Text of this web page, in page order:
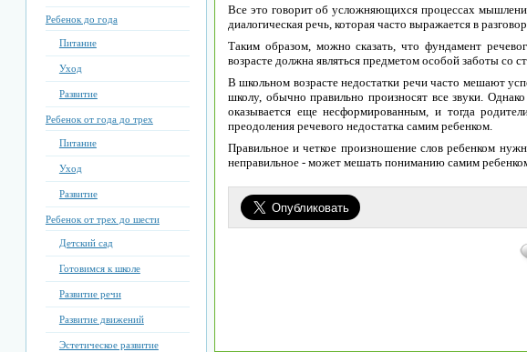
Ребенок до года
Питание
Уход
Развитие
Ребенок от года до трех
Питание
Уход
Развитие
Ребенок от трех до шести
Детский сад
Готовимся к школе
Развитие речи
Развитие движений
Эстетическое развитие
Все это говорит об усложняющихся процессах
диалогическая речь, которая часто выражается в
Таким образом, можно сказать, что фундамент
возрасте должна являться предметом особой заботы со
В школьном возрасте недостатки речи часто мешают
школу, обычно правильно произносят все звуки.
оказывается еще несформированным, и тогда
преодоления речевого недостатка самим ребенком.
Правильное и четкое произношение слов ребенком
неправильное - может мешать пониманию самим